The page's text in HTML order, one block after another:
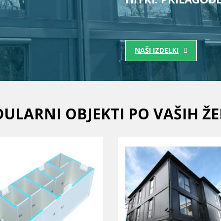
NAŠI IZDELKI
OBJEKTI PO VAŠIH